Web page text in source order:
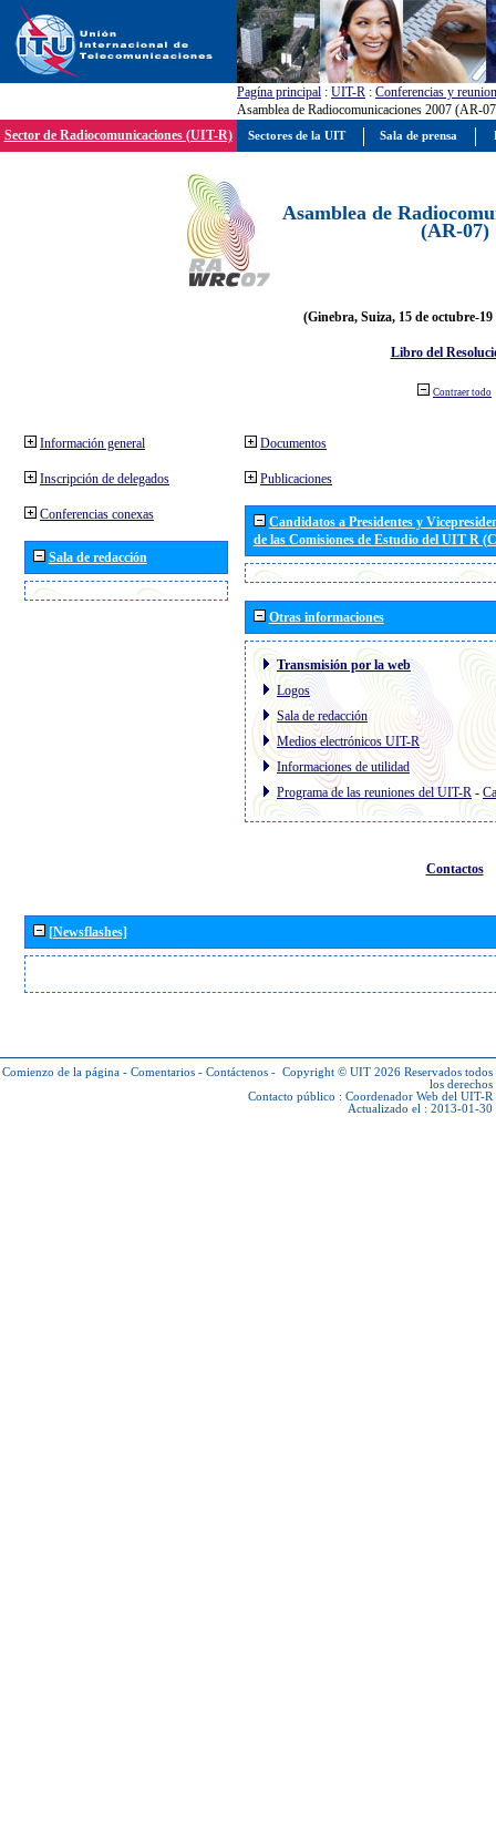
Pagína principal : UIT-R : Conferencias y
Asamblea de Radiocomunicaciones 2007 (AR-
Sector de Radiocomunicaciones (UIT-R)
Asamblea de
(AR-07)
(Ginebra, Suiza, 15 de octubre-19
Libro del
Contraer todo
Información general
Inscripción de delegados
Conferencias conexas
Sala de redacción
Documentos
Publicaciones
Candidatos a Presidentes y
de las Comisiones de Estudio del UIT R
Otras informaciones
Transmisión por la web
Logos
Sala de redacción
Medios electrónicos UIT-R
Informaciones de utilidad
Programa de las reuniones del UIT-R-
Contactos
[Newsflashes]
Comienzo de la página - Comentarios - Contáctenos - Copyright © UIT 2026 Reservados todos
los derechos
Contacto público : Coordenador Web del UIT-R
Actualizado el : 2013-01-30
Sectores de la UIT Sala de prensa